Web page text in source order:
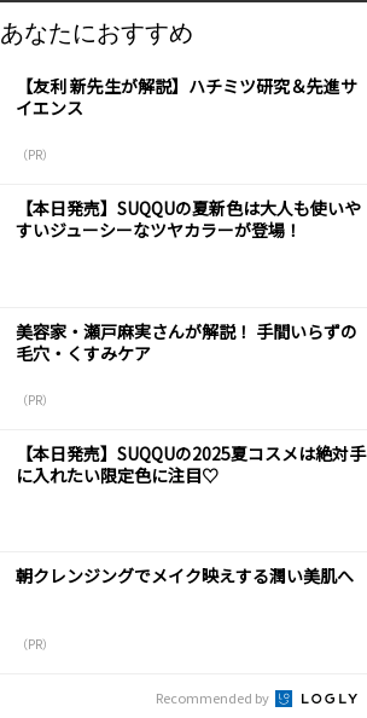
あなたにおすすめ
【友利 新先生が解説】ハチミツ研究＆先進サ
イエンス
（PR）
【本日発売】SUQQUの夏新色は大人も使いや
すいジューシーなツヤカラーが登場！
美容家・瀬戸麻実さんが解説！ 手間いらずの
毛穴・くすみケア
（PR）
【本日発売】SUQQUの2025夏コスメは絶対手
に入れたい限定色に注目♡
朝クレンジングでメイク映えする潤い美肌へ
（PR）
Recommended by